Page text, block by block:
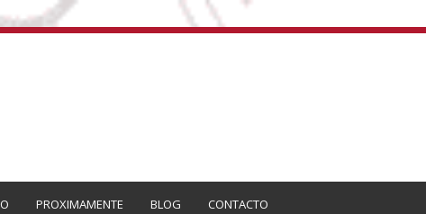
PROXIMAMENTE BLOG CONTACTO